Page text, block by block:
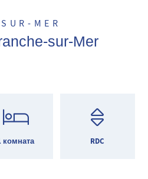
MER
sur-Mer
комната RDC